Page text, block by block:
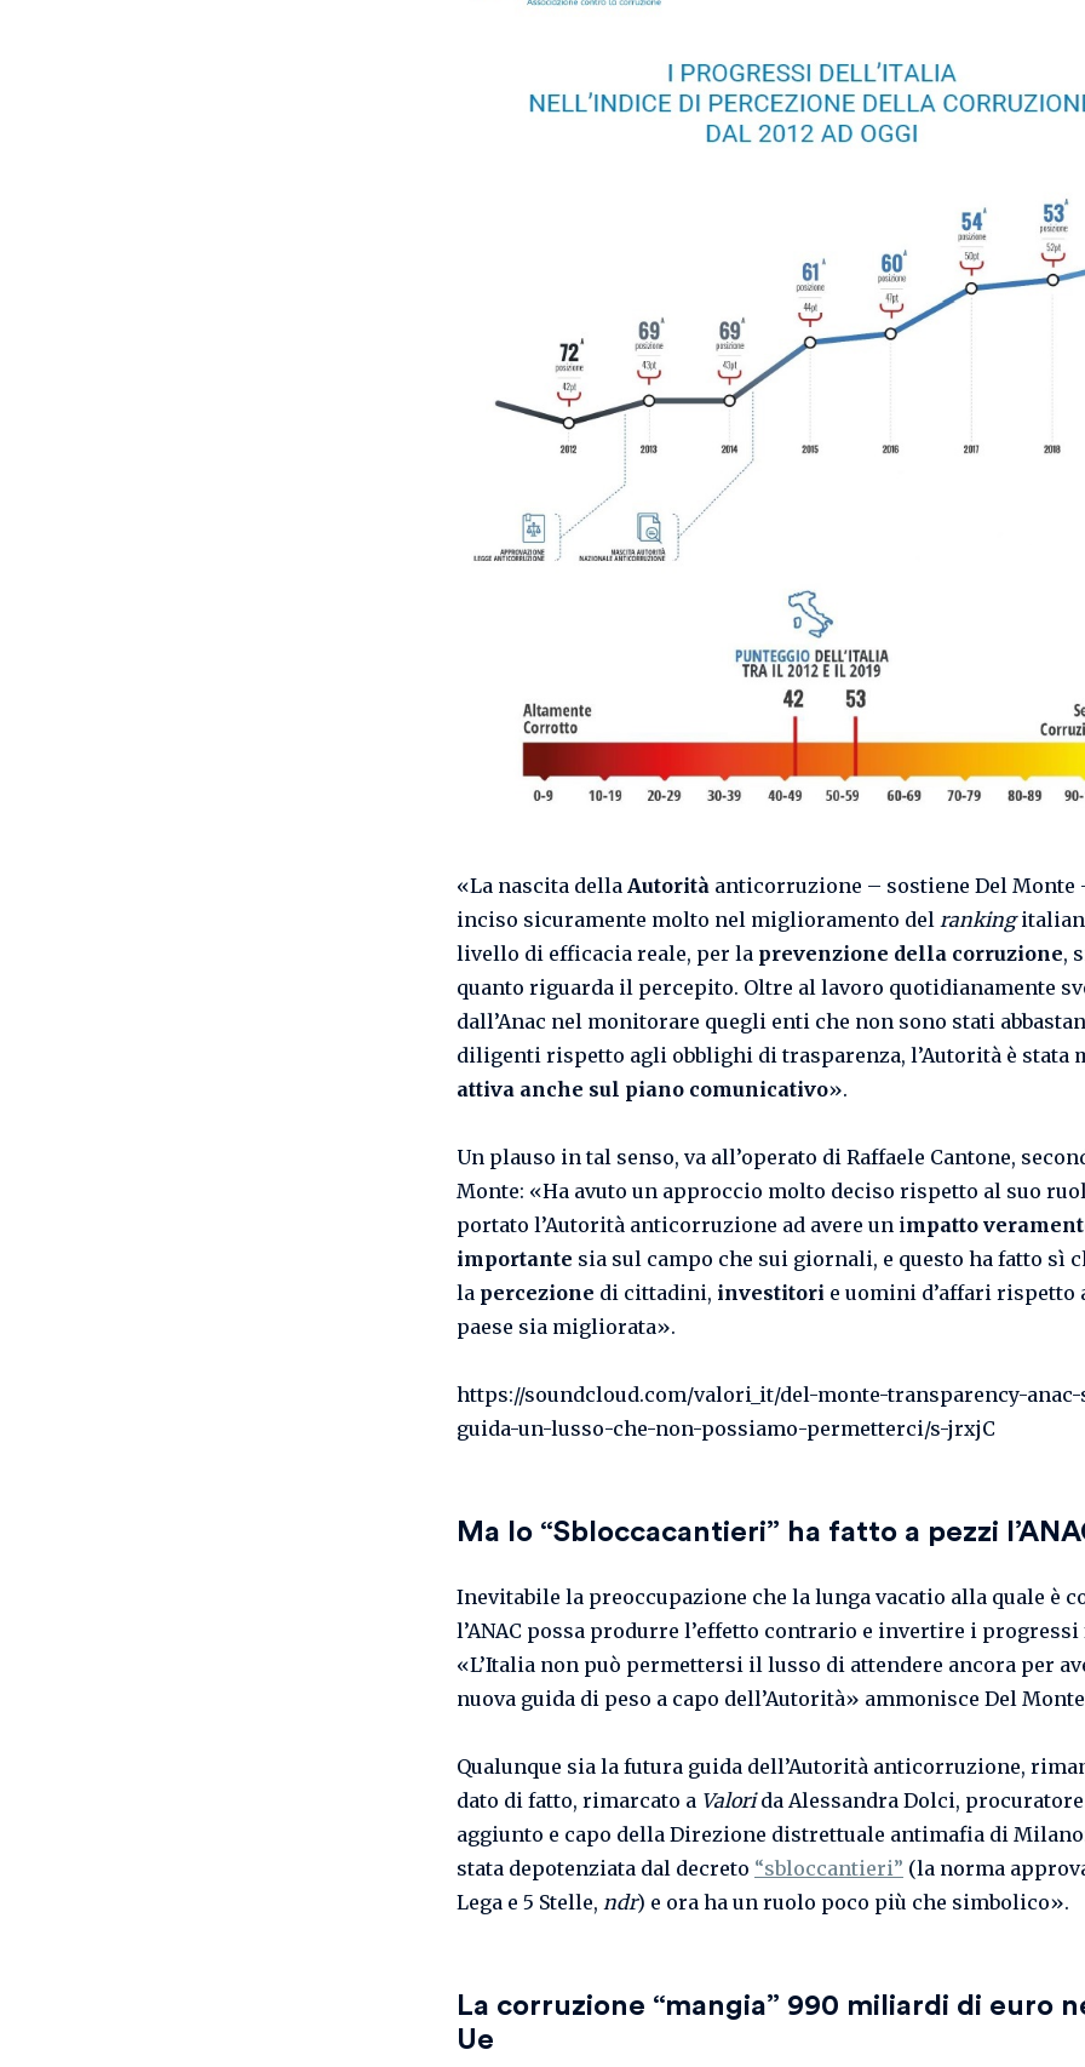
«La nascita della Autorità anticorruzione – sostiene Del Monte
inciso sicuramente molto nel miglioramento del ranking
livello di efficacia reale, per la prevenzione della corruzione,
quanto riguarda il percepito. Oltre al lavoro quotidianamente
dall’Anac nel monitorare quegli enti che non sono stati
diligenti rispetto agli obblighi di trasparenza, l’Autorità è stata
attiva anche sul piano comunicativo».
Un plauso in tal senso, va all’operato di Raffaele Cantone,
Monte: «Ha avuto un approccio molto deciso rispetto al suo
portato l’Autorità anticorruzione ad avere un impatto
importante sia sul campo che sui giornali, e questo ha fatto sì
la percezione di cittadini, investitori e uomini d’affari rispetto
paese sia migliorata».
https://soundcloud.com/valori_it/del-monte-transparency-anac-
guida-un-lusso-che-non-possiamo-permetterci/s-jrxjC
Ma lo “Sbloccacantieri” ha fatto a pezzi
Inevitabile la preoccupazione che la lunga vacatio alla quale è
l’ANAC possa produrre l’effetto contrario e invertire i progressi
«L’Italia non può permettersi il lusso di attendere ancora per
nuova guida di peso a capo dell’Autorità» ammonisce Del
Qualunque sia la futura guida dell’Autorità anticorruzione,
dato di fatto, rimarcato a Valorida Alessandra Dolci, procuratore
aggiunto e capo della Direzione distrettuale antimafia di
stata depotenziata dal decreto “sbloccantieri” (la norma
Lega e 5 Stelle, ndr) e ora ha un ruolo poco più che simbolico».
La corruzione “mangia” 990 miliardi di euro
Ue